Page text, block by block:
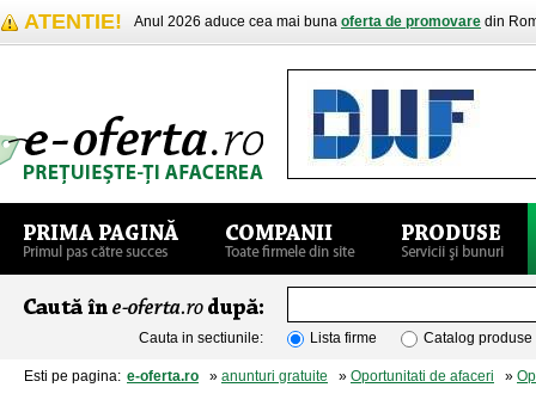
ATENTIE! Anul 2026 aduce cea mai buna oferta de promovare din
Cauta in sectiunile: Lista firme Catalog produse
Esti pe pagina: e-oferta.ro » anunturi gratuite » Oportunitati de afaceri »